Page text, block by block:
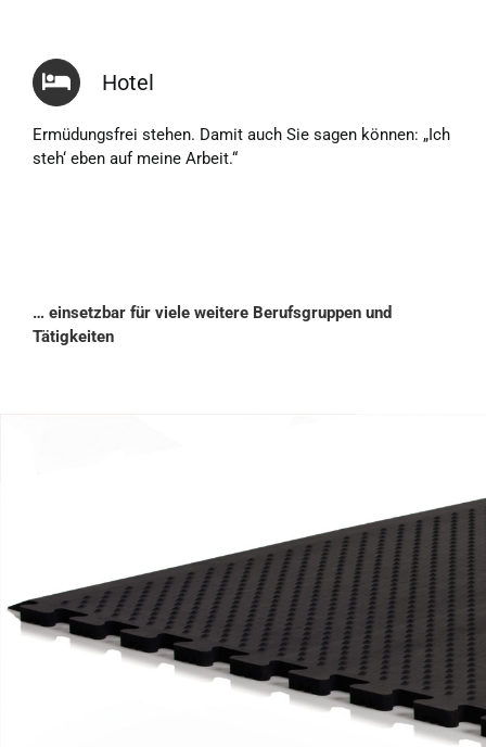
Hotel
Ermüdungsfrei stehen. Damit auch Sie sagen können: „Ich
steh‘ eben auf meine Arbeit.“
… einsetzbar für viele weitere Berufsgruppen und
Tätigkeiten